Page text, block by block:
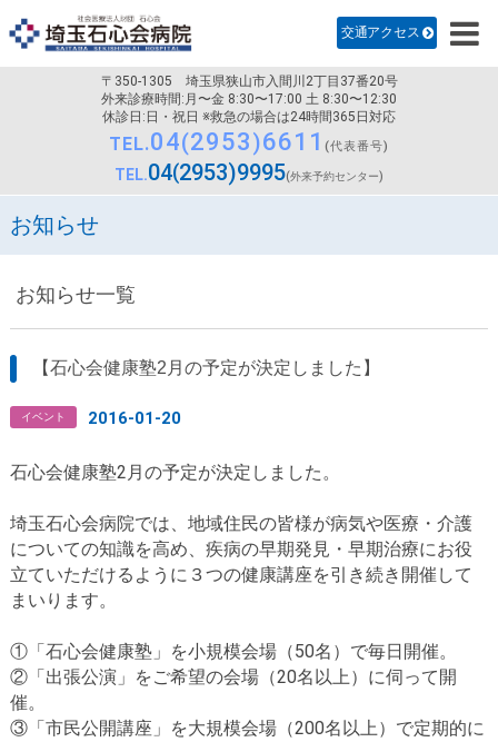
〒350-1305
埼玉県狭山市入間川2丁目37番20号
外来診療時間:月〜金 8:30〜17:00 土 8:30〜12:30
休診日:日・祝日 ※救急の場合は24時間365日対応
TEL.04 2953 6611 (代表番号)
TEL.04 2953 9995(外来予約センター)
診療科のご案内
病院紹介
医師・研修医採用
交通アクセス
お知らせ
お知らせ一覧
【石心会健康塾2月の予定が決定しました】
イベント 2016-01-20
石心会健康塾2月の予定が決定しました。
埼玉石心会病院では、地域住民の皆様が病気や医療・介護
についての知識を高め、疾病の早期発見・早期治療にお役
立ていただけるように３つの健康講座を引き続き開催して
まいります。
①「石心会健康塾」を小規模会場（50名）で毎日開催。
②「出張公演」をご希望の会場（20名以上）に伺って開
催。
③「市民公開講座」を大規模会場（200名以上）で定期的に